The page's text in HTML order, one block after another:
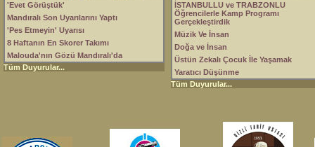
'Evet Görüştük'
Mandıralı Son Uyarılarını Yaptı
'Pes Etmeyin' Uyarısı
8 Haftanın En Skorer Takımı
Malouda'nın Gözü Mandıralı'da
Tüm Duyurular...
İSTANBULLU ve TRABZONLU
Öğrencilerle Kamp Programı
Gerçekleştirdik
Müzik Ve İnsan
Doğa ve İnsan
Üstün Zekalı Çocuk İle Yaşamak
Yaratıcı Düşünme
Tüm Duyurular...